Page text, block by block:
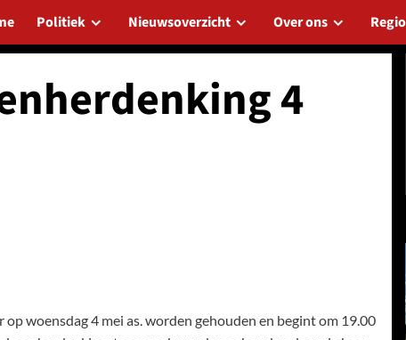
Politiek Nieuwsoverzicht Over ons
4
woensdag 4 mei as. worden gehouden en begint om 19.00